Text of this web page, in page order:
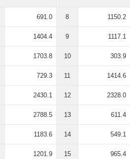
691.0
1404.4
1703.8
729.3
2430.1
2788.5
1183.6
1201.9
8 1150.2
9 1117.1
10 303.9
11 1414.6
12 2328.0
13 611.4
14 549.1
15 965.4